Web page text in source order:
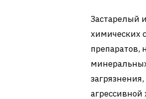
Застарелый
химических
препаратов,